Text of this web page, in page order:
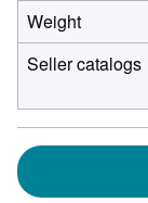
Weight
Seller catalogs